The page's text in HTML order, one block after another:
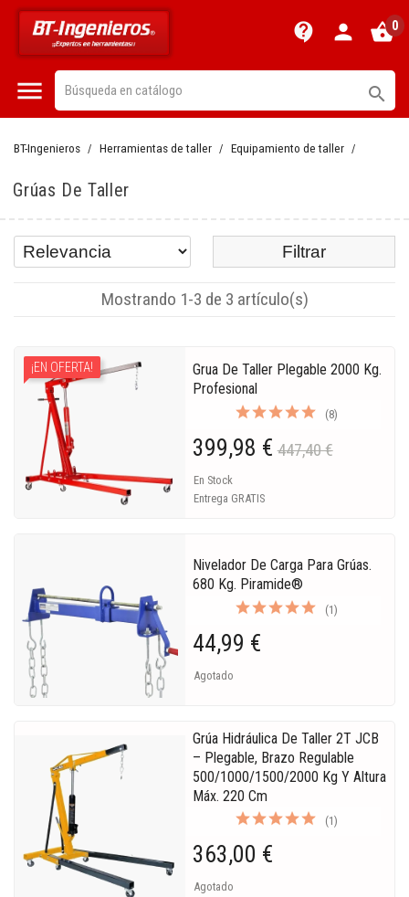
contact_support person shopping_basket0
 
BT-Ingenieros Herramientas de taller Equipamiento de taller
Grúas De Taller
Filtrar
Mostrando 1-3 de 3 artículo(s)
Grua De Taller Plegable 2000 Kg.
Profesional
(8)
399,98 € 447,40 €
En Stock
Entrega GRATIS
¡EN OFERTA!
Nivelador De Carga Para Grúas.
680 Kg. Piramide®
(1)
44,99 €
Agotado
Grúa Hidráulica De Taller 2T JCB
– Plegable, Brazo Regulable
500/1000/1500/2000 Kg Y Altura
Máx. 220 Cm
(1)
363,00 €
Agotado